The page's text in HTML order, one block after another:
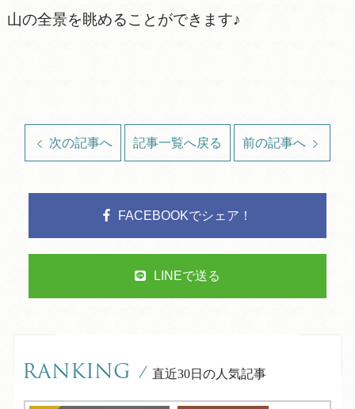
山の全景を眺めることができます♪
次の記事へ 記事一覧へ戻る 前の記事へ
FACEBOOKでシェア！
LINEで送る
RANKING / 直近30日の人気記事